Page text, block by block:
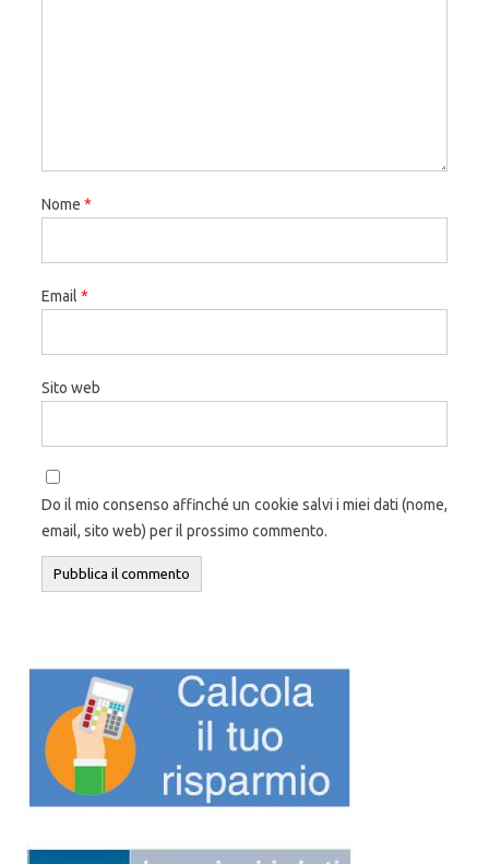
Nome *
Email *
Sito web
Do il mio consenso affinché un cookie salvi i miei dati (nome,
email, sito web) per il prossimo commento.